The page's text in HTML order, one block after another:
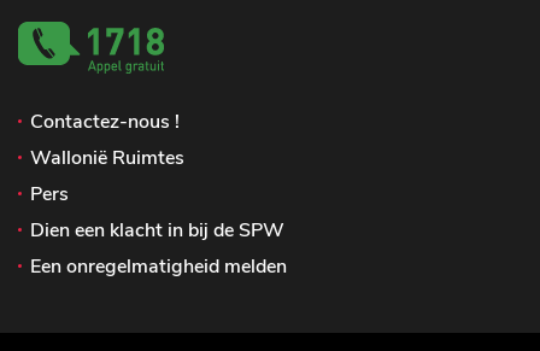
Contactez-nous !
Wallonië Ruimtes
Pers
Dien een klacht in bij de SPW
Een onregelmatigheid melden